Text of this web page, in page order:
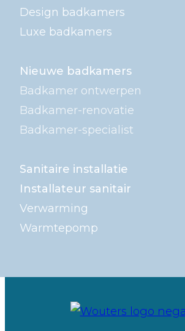
Design badkamers
Luxe badkamers
Nieuwe badkamers
Badkamer ontwerpen
Badkamer-renovatie
Badkamer-specialist
Sanitaire installatie
Installateur sanitair
Verwarming
Warmtepomp